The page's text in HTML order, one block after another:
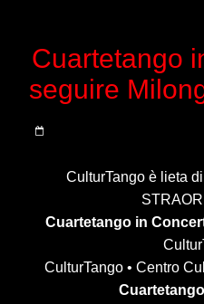
Cuartetango
seguire
CulturTango è lieta
Cuartetango in
CulturTango • Centro